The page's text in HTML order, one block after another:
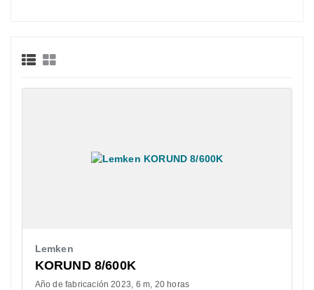
Lemken
KORUND 8/600K
Año de fabricación 2023 6 m 20 horas